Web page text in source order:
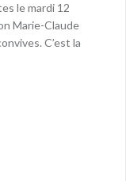
le mardi 12
Marie-Claude
C’est la